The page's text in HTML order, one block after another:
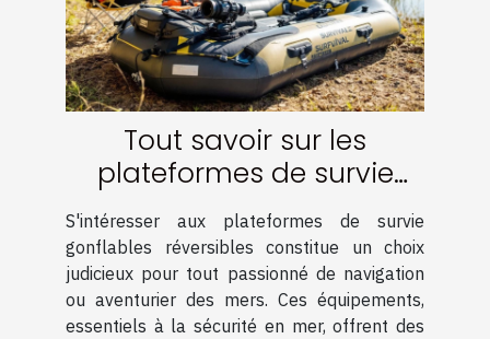
Tout savoir sur les
plateformes de survie
gonflables réversibles
S'intéresser aux plateformes de survie
gonflables réversibles constitue un choix
judicieux pour tout passionné de navigation
ou aventurier des mers. Ces équipements,
essentiels à la sécurité en mer, offrent des